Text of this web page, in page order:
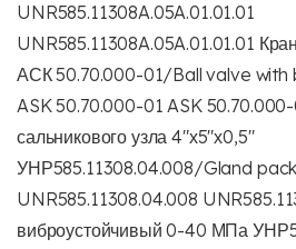
UNR585.11308A.05A.01.01.01
UNR585.11308A.05A.01.01.01
АСК 50.70.000-01/Ball valve with
ASK 50.70.000-01 ASK
сальникового узла 4″х5″х0,5″
УНР585.11308.04.008/Gland
UNR585.11308.04.008
виброустойчивый 0-40 МПа